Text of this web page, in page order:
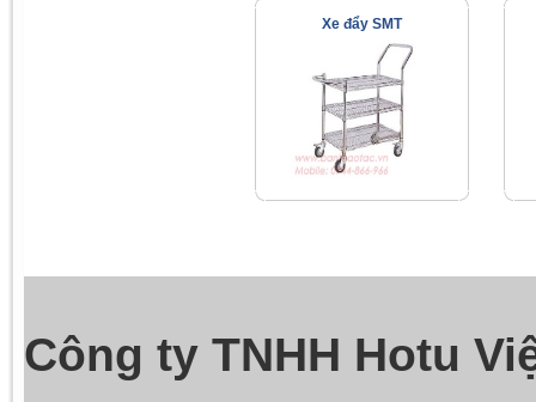
Xe đẩy SMT
Công ty TNHH Hotu